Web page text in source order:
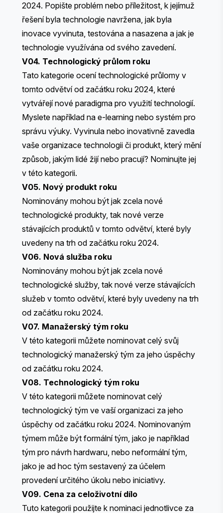
2024. Popište problém nebo příležitost, k jejímuž
řešení byla technologie navržena, jak byla
inovace vyvinuta, testována a nasazena a jak je
technologie využívána od svého zavedení.
V04. Technologický průlom roku
Tato kategorie ocení technologické průlomy v
tomto odvětví od začátku roku 2024, které
vytvářejí nové paradigma pro využití technologií.
Myslete například na e-learning nebo systém pro
správu výuky. Vyvinula nebo inovativně zavedla
vaše organizace technologii či produkt, který mění
způsob, jakým lidé žijí nebo pracují? Nominujte jej
v této kategorii.
V05. Nový produkt roku
Nominovány mohou být jak zcela nové
technologické produkty, tak nové verze
stávajících produktů v tomto odvětví, které byly
uvedeny na trh od začátku roku 2024.
V06. Nová služba roku
Nominovány mohou být jak zcela nové
technologické služby, tak nové verze stávajících
služeb v tomto odvětví, které byly uvedeny na trh
od začátku roku 2024.
V07. Manažerský tým roku
V této kategorii můžete nominovat celý svůj
technologický manažerský tým za jeho úspěchy
od začátku roku 2024.
V08. Technologický tým roku
V této kategorii můžete nominovat celý
technologický tým ve vaší organizaci za jeho
úspěchy od začátku roku 2024. Nominovaným
týmem může být formální tým, jako je například
tým pro návrh hardwaru, nebo neformální tým,
jako je ad hoc tým sestavený za účelem
provedení určitého úkolu nebo iniciativy.
V09. Cena za celoživotní dílo
Tuto kategorii použijte k nominaci jednotlivce za